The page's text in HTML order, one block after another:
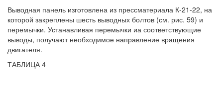
Выводная панель изготовлена из прессматериала К-21-22, на
которой закреплены шесть выводных болтов (см. рис. 59) и
перемычки. Устанавливая перемычки иа соответствующие
выводы, получают необходимое направление вращения
двигателя.
ТАБЛИЦА 4